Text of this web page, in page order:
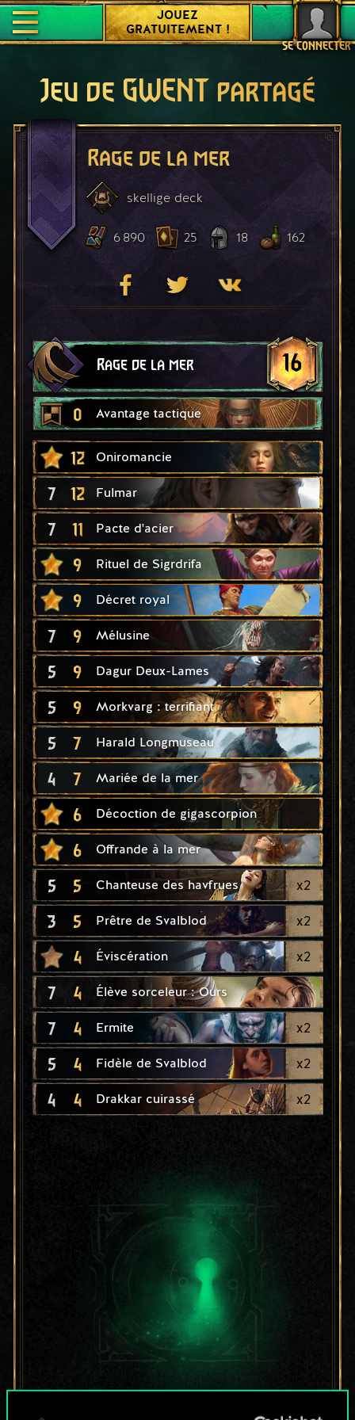
SE CONNECTER
JOUEZ
GRATUITEMENT !
Jeu de GWENT partagé
Rage de la mer
skellige deck
6 890 25 18 162
Rage de la mer 16
0 Avantage tactique
12 Oniromancie
7 12 Fulmar
7 11 Pacte d'acier
9 Rituel de Sigrdrifa
9 Décret royal
7 9 Mélusine
5 9 Dagur Deux-Lames
5 9 Morkvarg : terrifiant
5 7 Harald Longmuseau
4 7 Mariée de la mer
6 Décoction de gigascorpion
6 Offrande à la mer
5 5 Chanteuse des havfrues x2
3 5 Prêtre de Svalblod x2
4 Éviscération x2
7 4 Élève sorceleur : Ours
7 4 Ermite x2
5 4 Fidèle de Svalblod x2
4 4 Drakkar cuirassé x2
Pour l'instant, ce